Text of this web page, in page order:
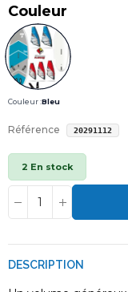
Couleur
Couleur :Bleu
Référence 20291112
2 En stock
DESCRIPTION